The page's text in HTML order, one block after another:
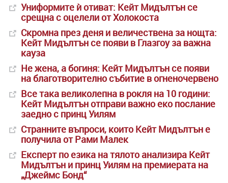
Униформите ѝ отиват: Кейт Мидълтън се
срещна с оцелели от Холокоста
Скромна през деня и величествена за нощта:
Кейт Мидълтън се появи в Глазгоу за важна
кауза
Не жена, а богиня: Кейт Мидълтън се появи
на благотворително събитие в огненочервено
Все така великолепна в рокля на 10 години:
Кейт Мидълтън отправи важно еко послание
заедно с принц Уилям
Странните въпроси, които Кейт Мидълтън е
получила от Рами Малек
Експерт по езика на тялото анализира Кейт
Мидълтън и принц Уилям на премиерата на
„Джеймс Бонд“